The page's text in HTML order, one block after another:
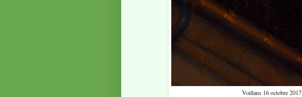
Voillans 16 octobre 2017